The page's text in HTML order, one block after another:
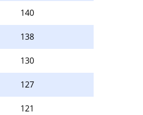
140
138
130
127
121